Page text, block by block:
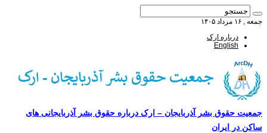
جمعه , ۱۶ مرداد ۱۴۰۵
درباره ارک
English
جمعیت حقوق بشر آذربایجان – ارک درباره حقوق بشر آذربایجانی های
ساکن در ایران